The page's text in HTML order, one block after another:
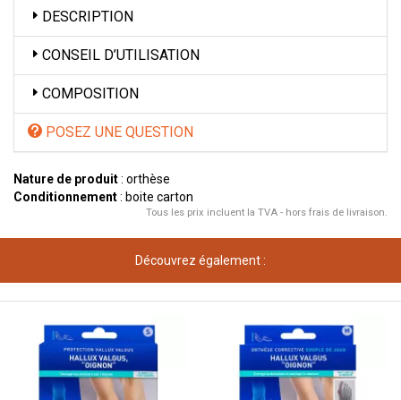
DESCRIPTION
CONSEIL D’UTILISATION
COMPOSITION
POSEZ UNE QUESTION
Nature de produit: orthèse
Conditionnement: boite carton
Tous les prix incluent la TVA - hors frais de livraison.
Découvrez également :